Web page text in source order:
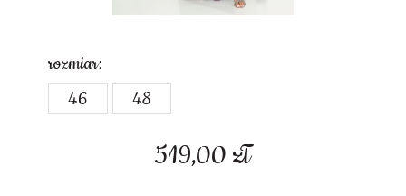
519,00 zł
rozmiar:
46
48